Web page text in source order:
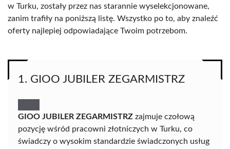
w Turku, zostały przez nas starannie wyselekcjonowane,
zanim trafiły na poniższą listę. Wszystko po to, aby znaleźć
oferty najlepiej odpowiadające Twoim potrzebom.
1. GIOO JUBILER ZEGARMISTRZ
GIOO JUBILER ZEGARMISTRZ zajmuje czołową
pozycję wśród pracowni złotniczych w Turku, co
świadczy o wysokim standardzie świadczonych usług